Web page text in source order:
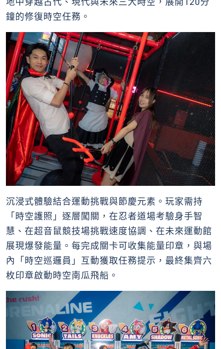
鐘的修復時空任務。
沉浸式體驗結合運動挑戰與節慶元素。玩家需持
「時空護照」逐層闖關，在忍者道場考驗身手智
慧、在超音鼠競技場挑戰速度協調、在未來運動館
展現爆發能量。每完成關卡可收集能量印章，與場
內「時空巡邏員」互動獲取任務提示，最終集齊六
枚印章啟動時空南瓜飛船。